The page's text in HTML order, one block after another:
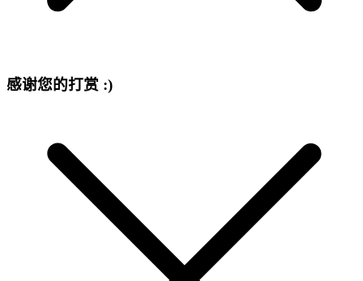
感谢您的打赏 :)